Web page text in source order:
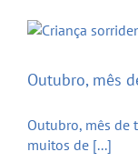
Outubro, mês
Outubro, mês de
muitos de [...]